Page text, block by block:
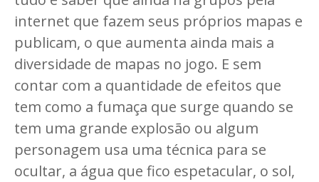
internet que fazem seus próprios mapas e
publicam, o que aumenta ainda mais a
diversidade de mapas no jogo. E sem
contar com a quantidade de efeitos que
tem como a fumaça que surge quando se
tem uma grande explosão ou algum
personagem usa uma técnica para se
ocultar, a água que fico espetacular, o sol,